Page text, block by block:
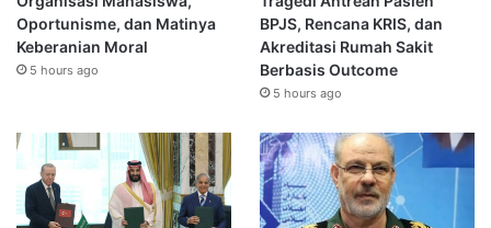
Oportunisme, dan Matinya
Keberanian Moral
5 hours ago
BPJS, Rencana KRIS, dan
Akreditasi Rumah Sakit
Berbasis Outcome
5 hours ago